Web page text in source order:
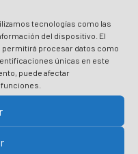
tecnologías como las
del dispositivo. El
procesar datos como
únicas en este
puede afectar
es
rastro